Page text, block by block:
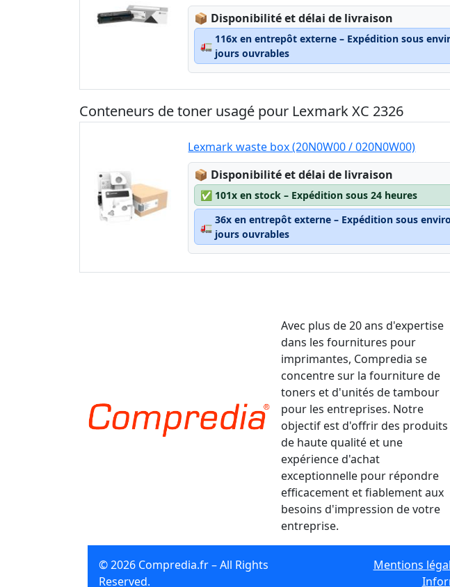
📦 Lagerstatus:
Disponibilité et délai de livraison
🚛
116x en entrepôt externe – Expédition sous
jours ouvrables
Conteneurs de toner usagé pour Lexmark XC 2326
Lexmark waste box (20N0W00 / 020N0W00)
📦 Lagerstatus:
Disponibilité et délai de livraison
✅ 101x en stock – Expédition sous 24 heures
🚛
36x en entrepôt externe – Expédition sous
jours ouvrables
Avec plus de 20 ans d'expertise
dans les fournitures pour
imprimantes, Compredia se
concentre sur la fourniture de
toners et d'unités de tambour
pour les entreprises. Notre
objectif est d'offrir des produits
de haute qualité et une
expérience d'achat
exceptionnelle pour répondre
efficacement et fiablement aux
besoins d'impression de votre
entreprise.
© 2026 Compredia.fr – All Rights
Reserved.
Mentions